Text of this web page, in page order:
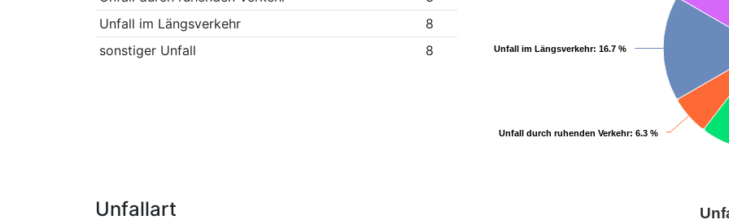
Unfall im Längsverkehr
8
sonstiger Unfall
8
Unfall durch ruhenden Verkehr: 6.3 %
Unfall durch ruhenden Verkehr: 6.3 %
Unfall im Längsverkehr: 16.7 %
Unfall im Längsverkehr: 16.7 %
Unfallart